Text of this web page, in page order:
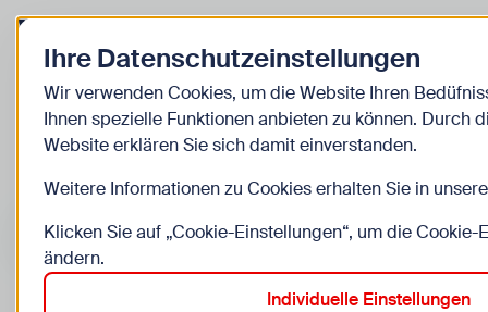
Zurück zur Startseite
Kinder
Ihre Datenschutzeinstellungen
Wir verwenden Cookies, um die Website Ihren
Ihnen spezielle Funktionen anbieten zu können. Durch
Website erklären Sie sich damit einverstanden.
Weitere Informationen zu Cookies erhalten Sie in
Klicken Sie auf „Cookie-Einstellungen“, um die
ändern.
Individuelle Einstellungen